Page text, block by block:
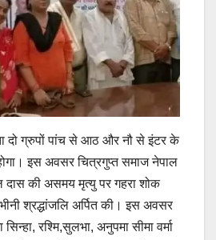
दो ग्रुपों पांच से आठ और नौ से इंटर के
इस अवसर चित्रगुप्त समाज नेपाल
दास की असमय मृत्यु पर गहरा शोक
श्रद्धांजलि अर्पित की। इस अवसर
सिन्हा, रश्मि,सुलभा, अनुपमा सीमा वर्मा